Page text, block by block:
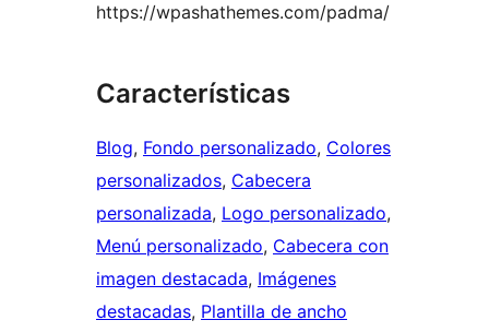
https://wpashathemes.com/padma/
Características
Blog, Fondo personalizado, Colores
personalizados, Cabecera
personalizada, Logo personalizado
Menú personalizado, Cabecera con
imagen destacada, Imágenes
destacadas, Plantilla de ancho